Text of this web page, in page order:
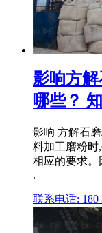
影响方
哪些？
影响 方解石
料加工磨粉时
相应的要求。
.
联系电话: 180